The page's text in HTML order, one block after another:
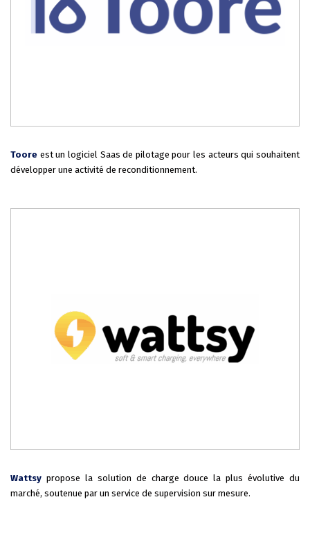
Toore est un logiciel Saas de pilotage pour les acteurs qui souhaitent
développer une activité de reconditionnement.
Wattsy propose la solution de charge douce la plus évolutive du
marché, soutenue par un service de supervision sur mesure.